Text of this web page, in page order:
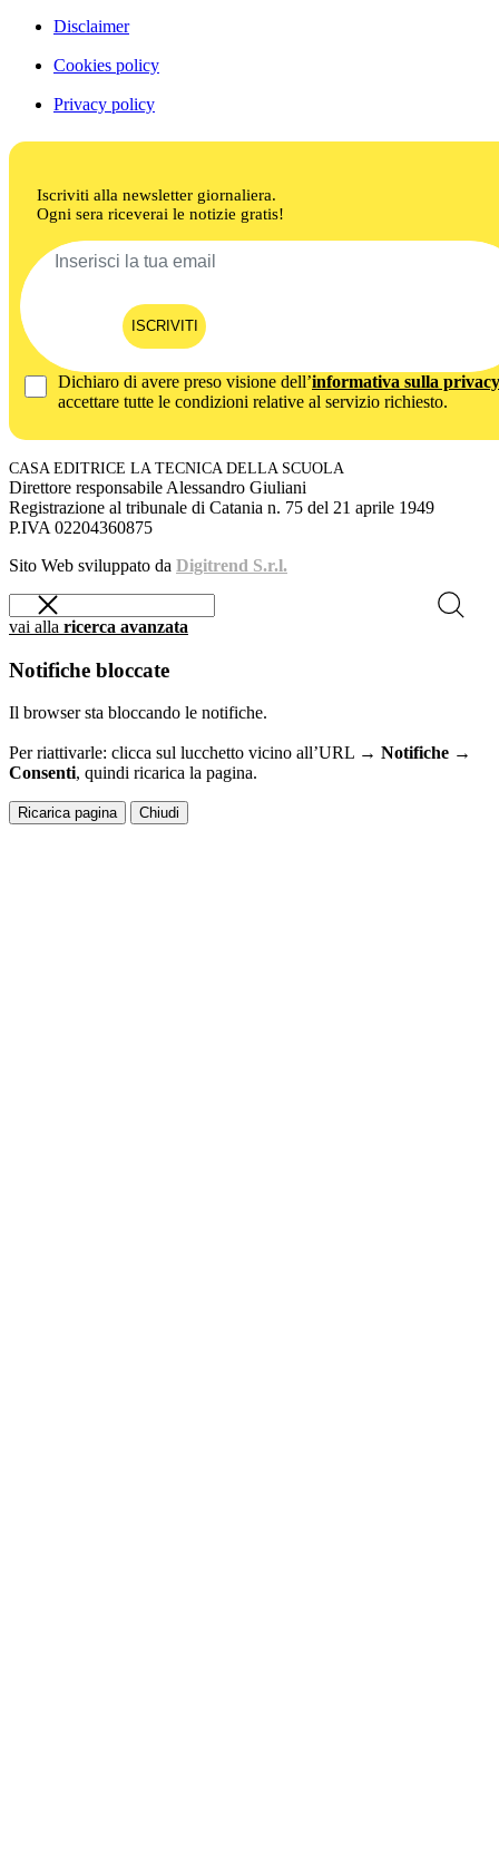
Disclaimer
Cookies policy
Privacy policy
Iscriviti alla newsletter giornaliera.
Ogni sera riceverai le notizie gratis!
ISCRIVITI
Dichiaro di avere preso visione dell’informativa sulla privacy
accettare tutte le condizioni relative al servizio richiesto.
CASA EDITRICE LA TECNICA DELLA SCUOLA
Direttore responsabile Alessandro Giuliani
Registrazione al tribunale di Catania n. 75 del 21 aprile 1949
P.IVA 02204360875
Sito Web sviluppato da Digitrend S.r.l.
vai alla ricerca avanzata
Notifiche bloccate
Il browser sta bloccando le notifiche.
Per riattivarle: clicca sul lucchetto vicino all’URL → Notifiche →
Consenti, quindi ricarica la pagina.
Ricarica pagina Chiudi